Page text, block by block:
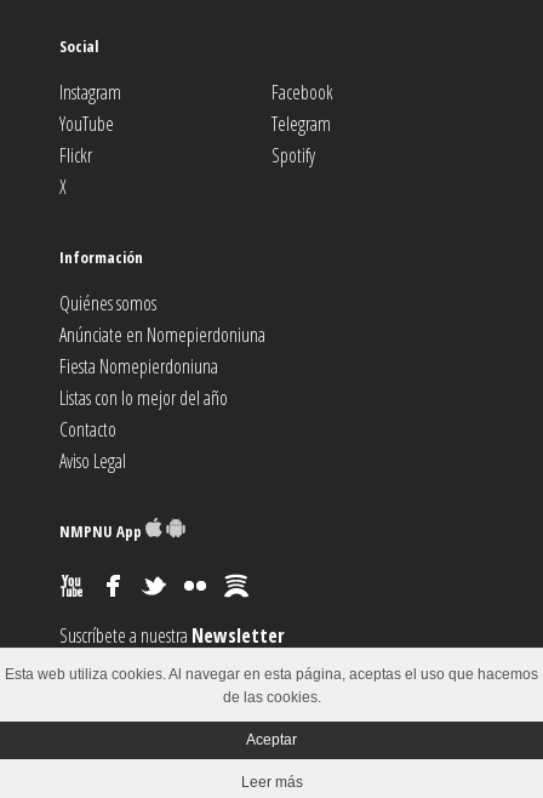
Social
Instagram
Facebook
YouTube
Telegram
Flickr
Spotify
X
Información
Quiénes somos
Anúnciate en Nomepierdoniuna
Fiesta Nomepierdoniuna
Listas con lo mejor del año
Contacto
Aviso Legal
NMPNU App
Suscríbete a nuestra Newsletter
Suscríbete al canalRSS
© 2002-2018
Esta web utiliza cookies. Al navegar en esta página, aceptas el uso que hacemos
de las cookies.
Aceptar
Leer más